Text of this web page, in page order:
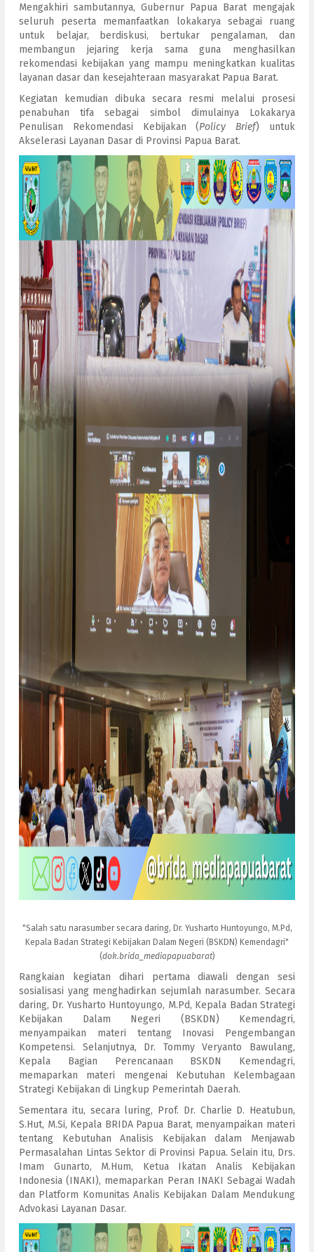
Mengakhiri sambutannya, Gubernur Papua Barat mengajak
seluruh peserta memanfaatkan lokakarya sebagai ruang
untuk belajar, berdiskusi, bertukar pengalaman, dan
membangun jejaring kerja sama guna menghasilkan
rekomendasi kebijakan yang mampu meningkatkan kualitas
layanan dasar dan kesejahteraan masyarakat Papua Barat.
Kegiatan kemudian dibuka secara resmi melalui prosesi
penabuhan tifa sebagai simbol dimulainya Lokakarya
Penulisan Rekomendasi Kebijakan (Policy Brief) untuk
Akselerasi Layanan Dasar di Provinsi Papua Barat.
"Salah satu narasumber secara daring, Dr. Yusharto Huntoyungo, M.Pd,
Kepala Badan Strategi Kebijakan Dalam Negeri (BSKDN) Kemendagri"
(dok.brida_mediapapuabarat)
Rangkaian kegiatan dihari pertama diawali dengan sesi
sosialisasi yang menghadirkan sejumlah narasumber. Secara
daring, Dr. Yusharto Huntoyungo, M.Pd, Kepala Badan Strategi
Kebijakan Dalam Negeri (BSKDN) Kemendagri,
menyampaikan materi tentang Inovasi Pengembangan
Kompetensi. Selanjutnya, Dr. Tommy Veryanto Bawulang,
Kepala Bagian Perencanaan BSKDN Kemendagri,
memaparkan materi mengenai Kebutuhan Kelembagaan
Strategi Kebijakan di Lingkup Pemerintah Daerah.
Sementara itu, secara luring, Prof. Dr. Charlie D. Heatubun,
S.Hut, M.Si, Kepala BRIDA Papua Barat, menyampaikan materi
tentang Kebutuhan Analisis Kebijakan dalam Menjawab
Permasalahan Lintas Sektor di Provinsi Papua. Selain itu, Drs.
Imam Gunarto, M.Hum, Ketua Ikatan Analis Kebijakan
Indonesia (INAKI), memaparkan Peran INAKI Sebagai Wadah
dan Platform Komunitas Analis Kebijakan Dalam Mendukung
Advokasi Layanan Dasar.